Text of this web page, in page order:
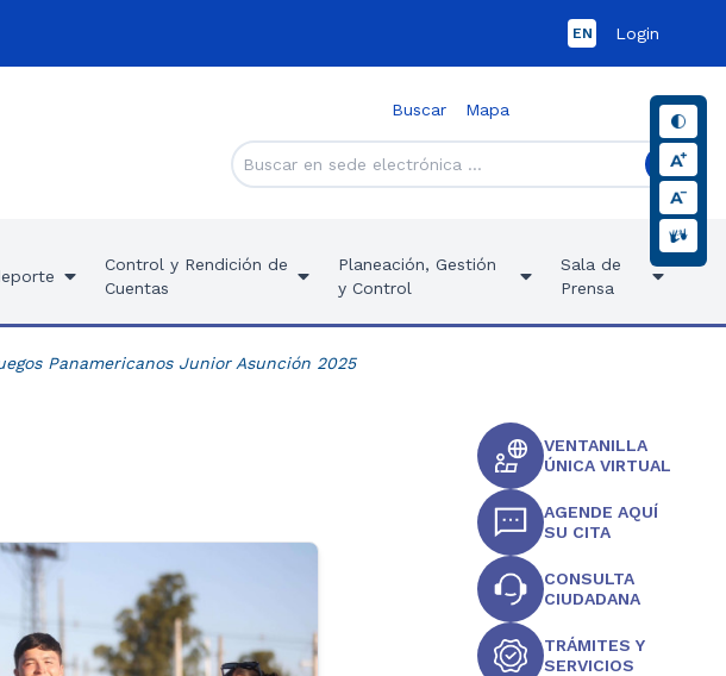
EN Login
Buscar Mapa
Control y Rendición de
Cuentas
Planeación, Gestión
y Control
Sala de
Prensa
Panamericanos Junior Asunción 2025
VENTANILLA
ÚNICA VIRTUAL
AGENDE AQUÍ
SU CITA
CONSULTA
CIUDADANA
TRÁMITES Y
SERVICIOS